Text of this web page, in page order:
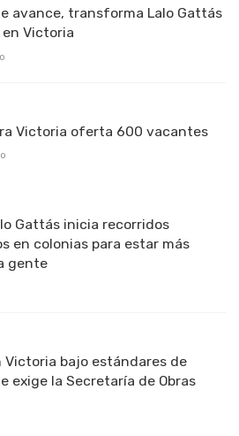
avance, transforma Lalo Gattás
Victoria
Victoria oferta 600 vacantes
Gattás inicia recorridos
en colonias para estar más
gente
Victoria bajo estándares de
exige la Secretaría de Obras